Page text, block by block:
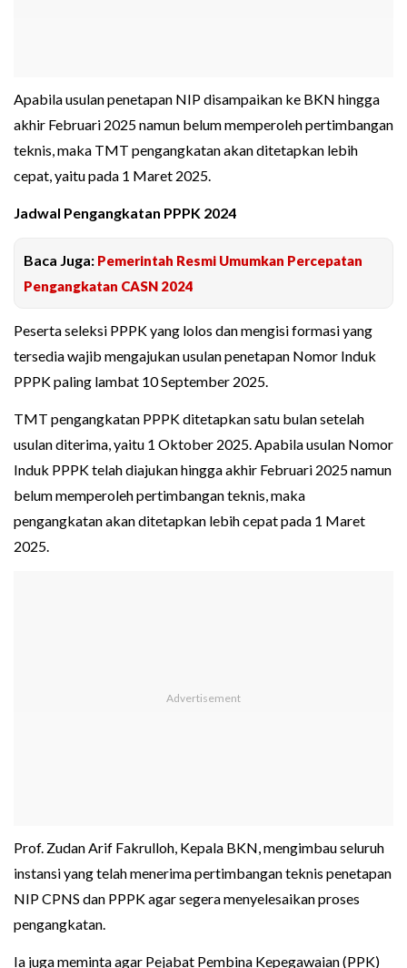
Apabila usulan penetapan NIP disampaikan ke BKN hingga
akhir Februari 2025 namun belum memperoleh pertimbangan
teknis, maka TMT pengangkatan akan ditetapkan lebih
cepat, yaitu pada 1 Maret 2025.
Jadwal Pengangkatan PPPK 2024
Baca Juga: Pemerintah Resmi Umumkan Percepatan
Pengangkatan CASN 2024
Peserta seleksi PPPK yang lolos dan mengisi formasi yang
tersedia wajib mengajukan usulan penetapan Nomor Induk
PPPK paling lambat 10 September 2025.
TMT pengangkatan PPPK ditetapkan satu bulan setelah
usulan diterima, yaitu 1 Oktober 2025. Apabila usulan Nomor
Induk PPPK telah diajukan hingga akhir Februari 2025 namun
belum memperoleh pertimbangan teknis, maka
pengangkatan akan ditetapkan lebih cepat pada 1 Maret
2025.
Prof. Zudan Arif Fakrulloh, Kepala BKN, mengimbau seluruh
instansi yang telah menerima pertimbangan teknis penetapan
NIP CPNS dan PPPK agar segera menyelesaikan proses
pengangkatan.
Ia juga meminta agar Pejabat Pembina Kepegawaian (PPK)